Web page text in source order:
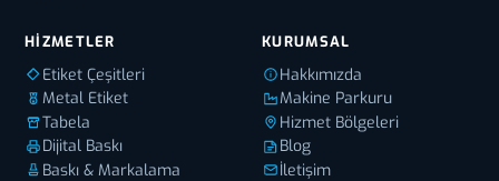
HIZMETLER
Etiket Çeşitleri
Metal Etiket
Tabela
Dijital Baskı
Baskı & Markalama
KURUMSAL
Hakkımızda
Makine Parkuru
Hizmet Bölgeleri
Blog
İletişim